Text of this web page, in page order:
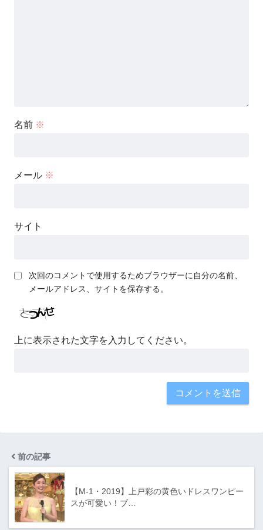
名前 ※
メール ※
サイト
次回のコメントで使用するためブラウザーに自分の名前、
メールアドレス、サイトを保存する。
上に表示された文字を入力してください。
前の記事
【M-1・2019】上戸彩の黄色いドレスワンピー
スが可愛い！ブ…